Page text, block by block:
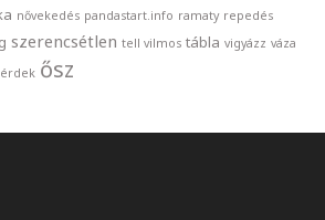
nővekedés pandastart.info ramaty repedés
szerencsétlen tell vilmos tábla vigyázz váza
ősz